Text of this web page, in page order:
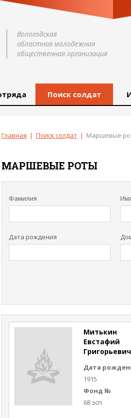
Вологодская
областная молодежная
общественная организация
Поиск солдат
Главная | Поиск солдат | Маршевые
МАРШЕВЫЕ РОТЫ
Фамилия
Дата рождения
Митькин
Евстафий
Григорьевич
Дата
1915
Фонд №
68 зсп